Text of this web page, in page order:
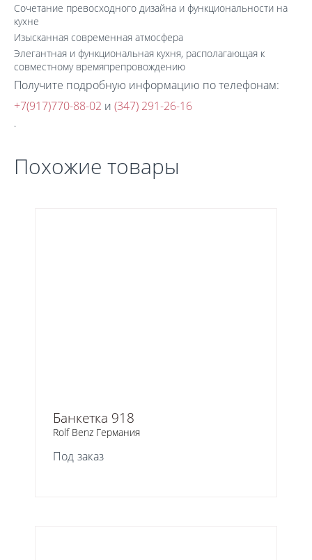
Сочетание превосходного дизайна и функциональности на
кухне
Изысканная современная атмосфера
Элегантная и функциональная кухня, располагающая к
совместному времяпрепровождению
Получите подробную информацию по телефонам:
+7(917)770-88-02 и (347) 291-26-16
.
Похожие товары
Банкетка 918
Rolf Benz Германия
Под заказ